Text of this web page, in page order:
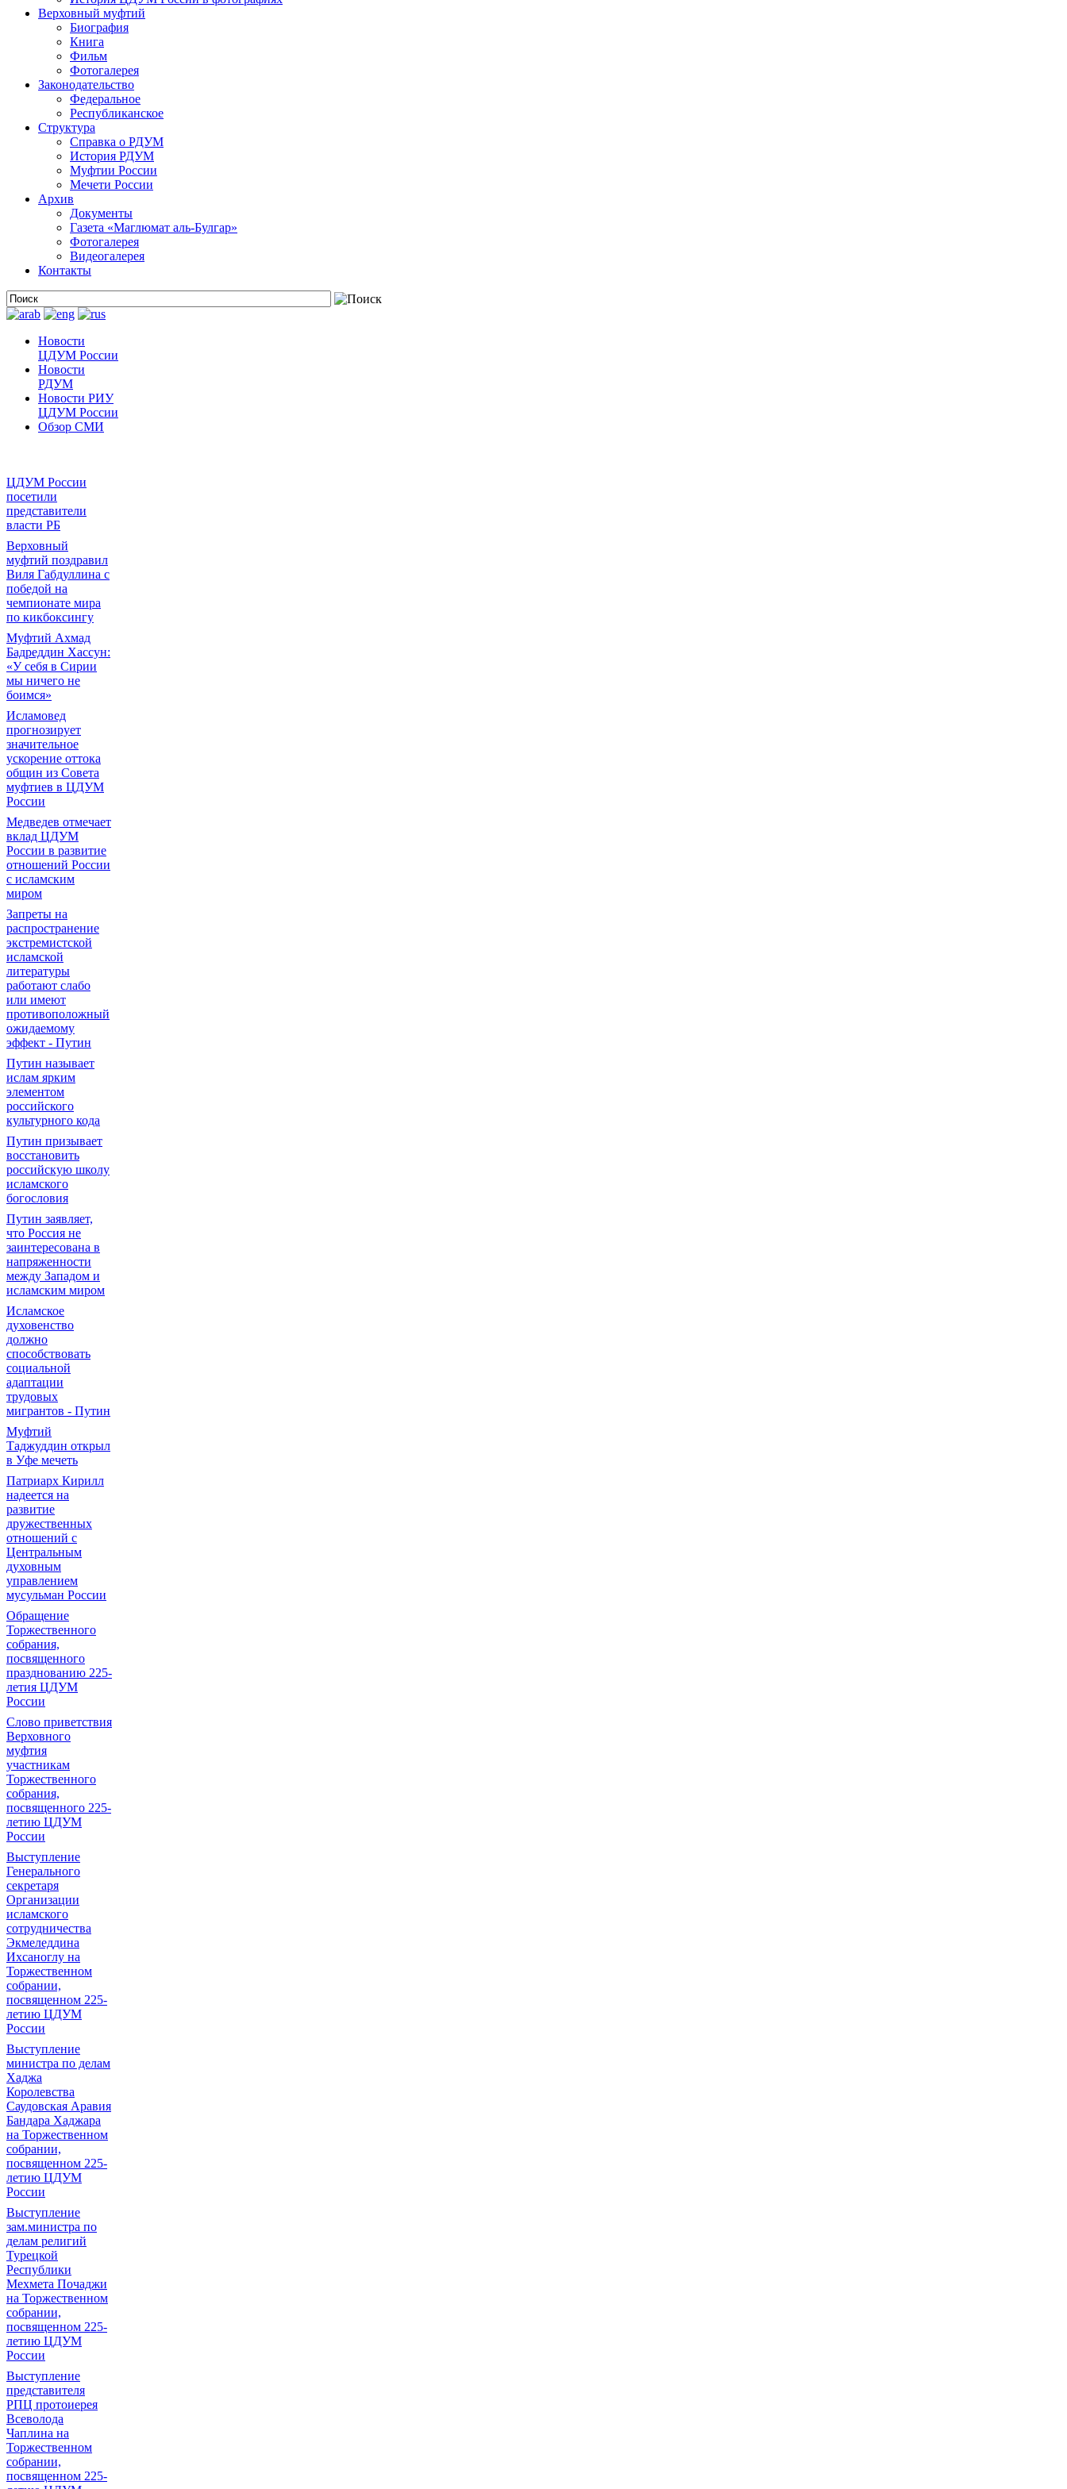
Верховный муфтий
Биография
Книга
Фильм
Фотогалерея
Законодательство
Федеральное
Республиканское
Структура
Справка о РДУМ
История РДУМ
Муфтии России
Мечети России
Архив
Документы
Газета «Маглюмат аль-Булгар»
Фотогалерея
Видеогалерея
Контакты
Новости
ЦДУМ России
Новости
РДУМ
Новости РИУ
ЦДУМ России
Обзор СМИ
ЦДУМ России
посетили
представители
власти РБ
Верховный
муфтий поздравил
Виля Габдуллина с
победой на
чемпионате мира
по кикбоксингу
Муфтий Ахмад
Бадреддин Хассун:
«У себя в Сирии
мы ничего не
боимся»
Исламовед
прогнозирует
значительное
ускорение оттока
общин из Совета
муфтиев в ЦДУМ
России
Медведев отмечает
вклад ЦДУМ
России в развитие
отношений России
с исламским
миром
Запреты на
распространение
экстремистской
исламской
литературы
работают слабо
или имеют
противоположный
ожидаемому
эффект - Путин
Путин называет
ислам ярким
элементом
российского
культурного кода
Путин призывает
восстановить
российскую школу
исламского
богословия
Путин заявляет,
что Россия не
заинтересована в
напряженности
между Западом и
исламским миром
Исламское
духовенство
должно
способствовать
социальной
адаптации
трудовых
мигрантов - Путин
Муфтий
Таджуддин открыл
в Уфе мечеть
Патриарх Кирилл
надеется на
развитие
дружественных
отношений с
Центральным
духовным
управлением
мусульман России
Обращение
Торжественного
собрания,
посвященного
празднованию 225-
летия ЦДУМ
России
Слово приветствия
Верховного
муфтия
участникам
Торжественного
собрания,
посвященного 225-
летию ЦДУМ
России
Выступление
Генерального
секретаря
Организации
исламского
сотрудничества
Экмеледдина
Ихсаноглу на
Торжественном
собрании,
посвященном 225-
летию ЦДУМ
России
Выступление
министра по делам
Хаджа
Королевства
Саудовская Аравия
Бандара Хаджара
на Торжественном
собрании,
посвященном 225-
летию ЦДУМ
России
Выступление
зам.министра по
делам религий
Турецкой
Республики
Мехмета Почаджи
на Торжественном
собрании,
посвященном 225-
летию ЦДУМ
России
Выступление
представителя
РПЦ протоиерея
Всеволода
Чаплина на
Торжественном
собрании,
посвященном 225-